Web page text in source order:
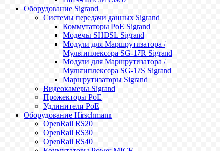
Оборудование Sigrand
Системы передачи данных Sigrand
Коммутаторы PoE Sigrand
Модемы SHDSL Sigrand
Модули для Маршрутизатора /
Мультиплексора SG-17R Sigrand
Модули для Маршрутизатора /
Мультиплексора SG-17S Sigrand
Маршрутизаторы Sigrand
Видеокамеры Sigrand
Прожекторы PoE
Удлинители PoE
Оборудование Hirschmann
OpenRail RS20
OpenRail RS30
OpenRail RS40